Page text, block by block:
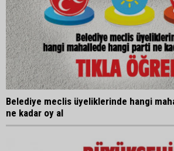
Belediye meclis üyeliklerinde hangi
ne kadar oy al